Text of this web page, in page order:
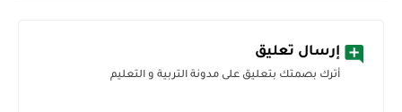
إرسال تعليق
أترك بصمتك بتعليق على مدونة التربية و التعليم